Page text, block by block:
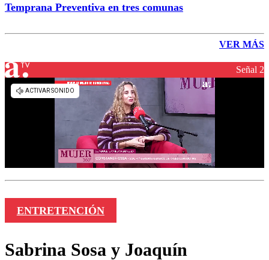
Temprana Preventiva en tres comunas
VER MÁS
Señal 2
ENTRETENCIÓN
Sabrina Sosa y Joaquín